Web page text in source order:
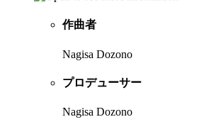
作曲者
Nagisa Dozono
プロデューサー
Nagisa Dozono